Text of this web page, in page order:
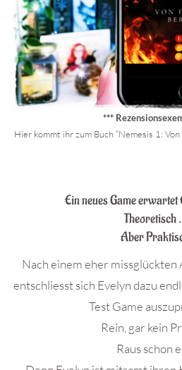
***
Hier kommt ihr zum Buch “Nemesis 1:
Ein neues Game
Theoretisch
Aber
Nach einem eher
entschliesst sich Evelyn dazu
Test Game
Rein, gar kein
Raus schon